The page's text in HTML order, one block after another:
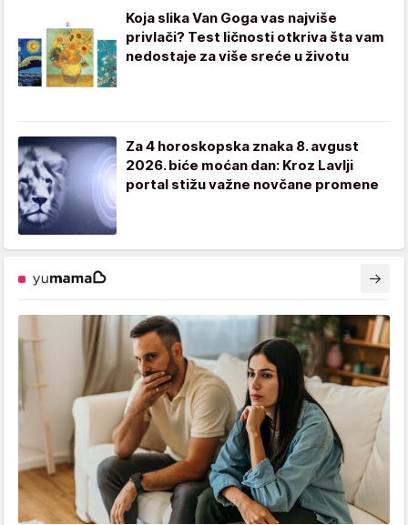
Koja slika Van Goga vas najviše
privlači? Test ličnosti otkriva šta vam
nedostaje za više sreće u životu
Za 4 horoskopska znaka 8. avgust
2026. biće moćan dan: Kroz Lavlji
portal stižu važne novčane promene